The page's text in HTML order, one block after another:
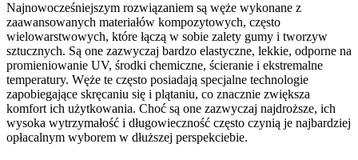
Najnowocześniejszym rozwiązaniem są węże wykonane z
zaawansowanych materiałów kompozytowych, często
wielowarstwowych, które łączą w sobie zalety gumy i tworzyw
sztucznych. Są one zazwyczaj bardzo elastyczne, lekkie, odporne na
promieniowanie UV, środki chemiczne, ścieranie i ekstremalne
temperatury. Węże te często posiadają specjalne technologie
zapobiegające skręcaniu się i plątaniu, co znacznie zwiększa
komfort ich użytkowania. Choć są one zazwyczaj najdroższe, ich
wysoka wytrzymałość i długowieczność często czynią je najbardziej
opłacalnym wyborem w dłuższej perspekciebie.